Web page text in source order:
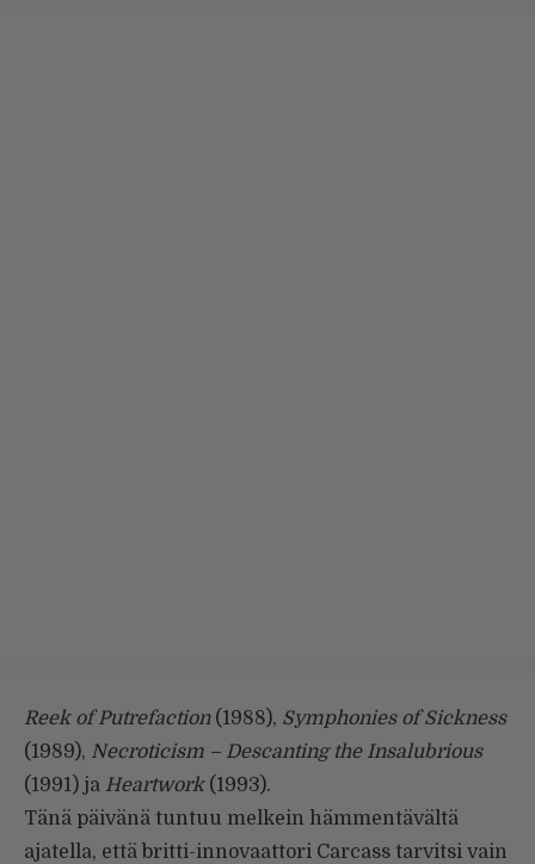
Reek of Putrefaction(1988), Symphonies of Sickness
(1989), Necroticism – Descanting the Insalubrious
(1991) ja Heartwork(1993).
Tänä päivänä tuntuu melkein hämmentävältä
ajatella, että britti-innovaattori Carcass tarvitsi vain